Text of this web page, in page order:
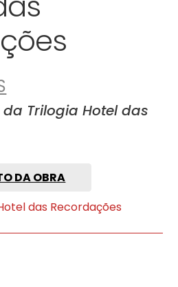
Trilogia Hotel das
DA OBRA
das Recordações